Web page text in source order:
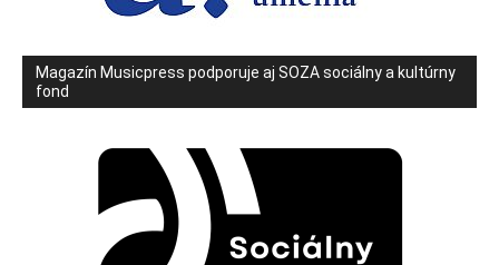
Magazín Musicpress podporuje aj SOZA sociálny a kultúrny
fond